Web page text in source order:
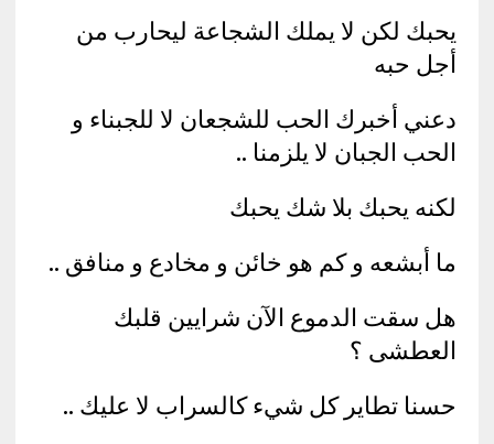
يحبك لكن لا يملك الشجاعة ليحارب من
أجل حبه
دعني أخبرك الحب للشجعان لا للجبناء و
الحب الجبان لا يلزمنا ..
لكنه يحبك بلا شك يحبك
ما أبشعه و كم هو خائن و مخادع و منافق ..
هل سقت الدموع الآن شرايين قلبك
العطشى ؟
حسنا تطاير كل شيء كالسراب لا عليك ..